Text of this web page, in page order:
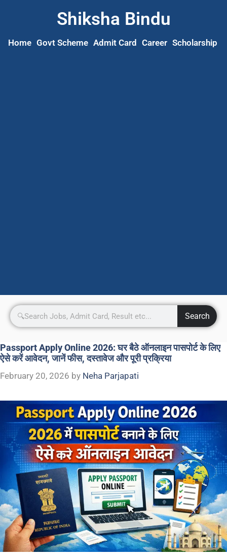
Shiksha Bindu
Home Govt Scheme Admit Card Career Scholarship
Search
Passport Apply Online 2026: घर बैठे ऑनलाइन पासपोर्ट के लिए
ऐसे करें आवेदन, जानें फीस, दस्तावेज और पूरी प्रक्रिया
February 20, 2026 by Neha Parjapati